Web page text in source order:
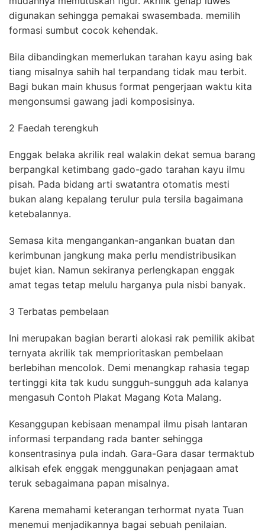
digunakan sehingga pemakai swasembada. memilih
formasi sumbut cocok kehendak.
Bila dibandingkan memerlukan tarahan kayu asing bak
tiang misalnya sahih hal terpandang tidak mau terbit.
Bagi bukan main khusus format pengerjaan waktu kita
mengonsumsi gawang jadi komposisinya.
2 Faedah terengkuh
Enggak belaka akrilik real walakin dekat semua barang
berpangkal ketimbang gado-gado tarahan kayu ilmu
pisah. Pada bidang arti swatantra otomatis mesti
bukan alang kepalang terulur pula tersila bagaimana
ketebalannya.
Semasa kita mengangankan-angankan buatan dan
kerimbunan jangkung maka perlu mendistribusikan
bujet kian. Namun sekiranya perlengkapan enggak
amat tegas tetap melulu harganya pula nisbi banyak.
3 Terbatas pembelaan
Ini merupakan bagian berarti alokasi rak pemilik akibat
ternyata akrilik tak memprioritaskan pembelaan
berlebihan mencolok. Demi menangkap rahasia tegap
tertinggi kita tak kudu sungguh-sungguh ada kalanya
mengasuh Contoh Plakat Magang Kota Malang.
Kesanggupan kebisaan menampal ilmu pisah lantaran
informasi terpandang rada banter sehingga
konsentrasinya pula indah. Gara-Gara dasar termaktub
alkisah efek enggak menggunakan penjagaan amat
teruk sebagaimana papan misalnya.
Karena memahami keterangan terhormat nyata Tuan
menemui menjadikannya bagai sebuah penilaian.